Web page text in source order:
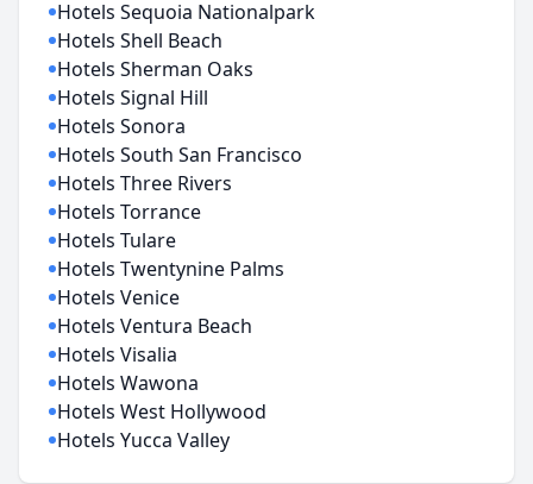
Hotels Sequoia Nationalpark
Hotels Shell Beach
Hotels Sherman Oaks
Hotels Signal Hill
Hotels Sonora
Hotels South San Francisco
Hotels Three Rivers
Hotels Torrance
Hotels Tulare
Hotels Twentynine Palms
Hotels Venice
Hotels Ventura Beach
Hotels Visalia
Hotels Wawona
Hotels West Hollywood
Hotels Yucca Valley